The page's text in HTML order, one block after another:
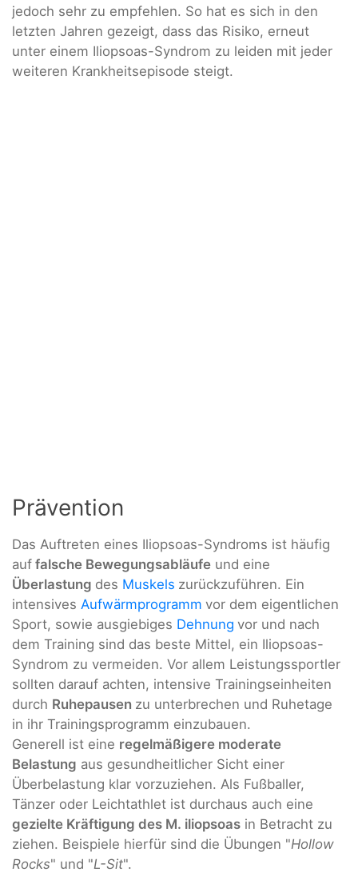
jedoch sehr zu empfehlen. So hat es sich in den
letzten Jahren gezeigt, dass das Risiko, erneut
unter einem Iliopsoas-Syndrom zu leiden mit jeder
weiteren Krankheitsepisode steigt.
Prävention
Das Auftreten eines Iliopsoas-Syndroms ist häufig
auf falsche Bewegungsabläufe und eine
Überlastung des Muskels zurückzuführen. Ein
intensives Aufwärmprogramm vor dem eigentlichen
Sport, sowie ausgiebiges Dehnung vor und nach
dem Training sind das beste Mittel, ein Iliopsoas-
Syndrom zu vermeiden. Vor allem Leistungssportler
sollten darauf achten, intensive Trainingseinheiten
durch Ruhepausen zu unterbrechen und Ruhetage
in ihr Trainingsprogramm einzubauen.
Generell ist eine regelmäßigere moderate
Belastung aus gesundheitlicher Sicht einer
Überbelastung klar vorzuziehen. Als Fußballer,
Tänzer oder Leichtathlet ist durchaus auch eine
gezielte Kräftigung des M. iliopsoas in Betracht zu
ziehen. Beispiele hierfür sind die Übungen "Hollow
Rocks" und "L-Sit".